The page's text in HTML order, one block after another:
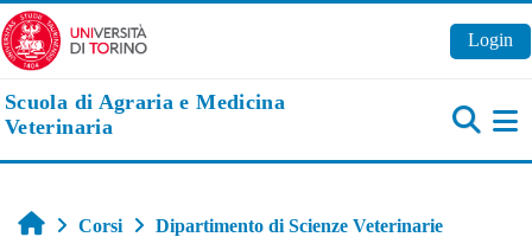
Vai al contenuto principale
Login
Scuola di Agraria e Medicina
Veterinaria
Home
Corsi Dipartimento di Scienze Veterinarie